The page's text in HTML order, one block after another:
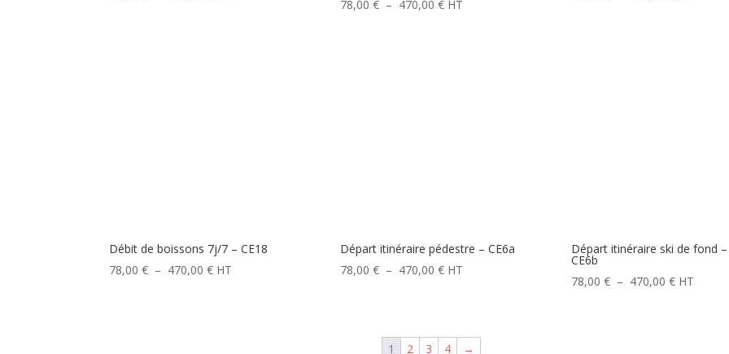
78,00 € – 470,00 €Plage
HT
Débit de boissons 7j/7 – CE18
78,00€ – 470,00€Plage
HT
Départ itinéraire pédestre – CE6a
78,00 € – 470,00 €Plage
à
HT
Départ itinéraire ski de fond –
CE6b
78,00 € – 470,00 €Plage
HT
1 2 3 4 →